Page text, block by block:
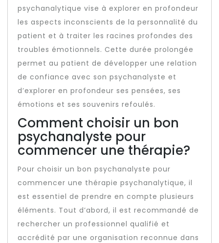
psychanalytique vise à explorer en profondeur
les aspects inconscients de la personnalité du
patient et à traiter les racines profondes des
troubles émotionnels. Cette durée prolongée
permet au patient de développer une relation
de confiance avec son psychanalyste et
d’explorer en profondeur ses pensées, ses
émotions et ses souvenirs refoulés.
Comment choisir un bon
psychanalyste pour
commencer une thérapie?
Pour choisir un bon psychanalyste pour
commencer une thérapie psychanalytique, il
est essentiel de prendre en compte plusieurs
éléments. Tout d’abord, il est recommandé de
rechercher un professionnel qualifié et
accrédité par une organisation reconnue dans